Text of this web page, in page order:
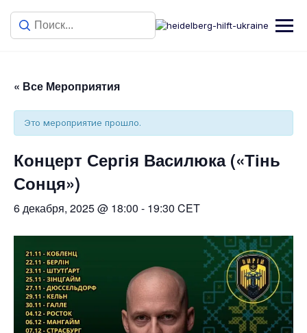
« Все Мероприятия
Это мероприятие прошло.
Концерт Сергія Василюка («Тінь
Сонця»)
6 декабря, 2025 @ 18:00 - 19:30 CET